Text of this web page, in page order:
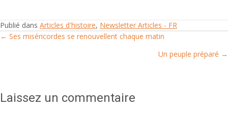
Publié dans Articles d'histoire, Newsletter Articles - FR
Posts
← Ses miséricordes se renouvellent chaque matin
Un peuple préparé →
Laissez un commentaire